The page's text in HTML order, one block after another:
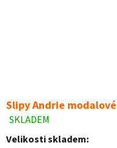
Slipy Andrie
Průměrné
hodnocení
SKLADEM
Velikosti skladem: